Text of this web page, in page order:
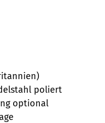
poliert
optional